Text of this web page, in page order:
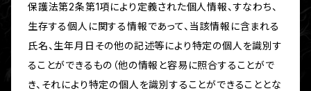
保護法第2条第1項により定義された個人情報、すなわち、
生存する個人に関する情報であって、当該情報に含まれる
氏名、生年月日その他の記述等により特定の個人を識別す
ることができるもの（他の情報と容易に照合することがで
き、それにより特定の個人を識別することができることとな